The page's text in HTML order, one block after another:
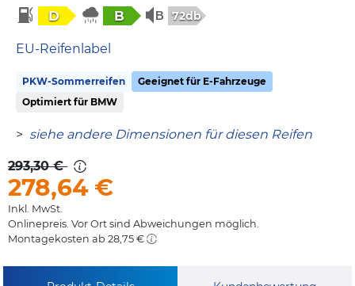
D B 72db
EU-Reifenlabel
PKW-Sommerreifen
Geeignet für E-Fahrzeuge
Optimiert für BMW
> siehe andere Dimensionen für diesen Reifen
293,30 €
278,64€
Inkl. MwSt.
Onlinepreis. Vor Ort sind Abweichungen möglich.
Montagekosten ab 28,75 €